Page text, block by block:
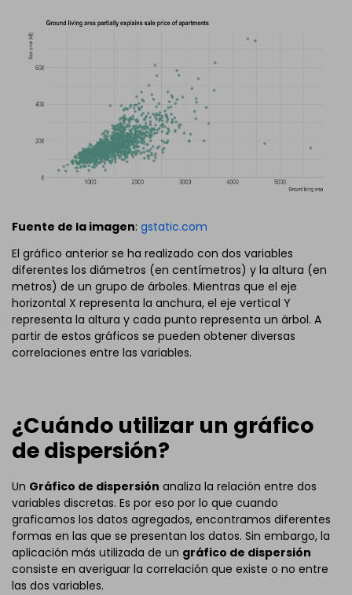
Fuente de la imagen: gstatic.com
El gráfico anterior se ha realizado con dos variables
diferentes los diámetros (en centímetros) y la altura (en
metros) de un grupo de árboles. Mientras que el eje
horizontal X representa la anchura, el eje vertical Y
representa la altura y cada punto representa un árbol. A
partir de estos gráficos se pueden obtener diversas
correlaciones entre las variables.
¿Cuándo utilizar un gráfico
de dispersión?
Un Gráfico de dispersión analiza la relación entre dos
variables discretas. Es por eso por lo que cuando
graficamos los datos agregados, encontramos diferentes
formas en las que se presentan los datos. Sin embargo, la
aplicación más utilizada de un gráfico de dispersión
consiste en averiguar la correlación que existe o no entre
las dos variables.